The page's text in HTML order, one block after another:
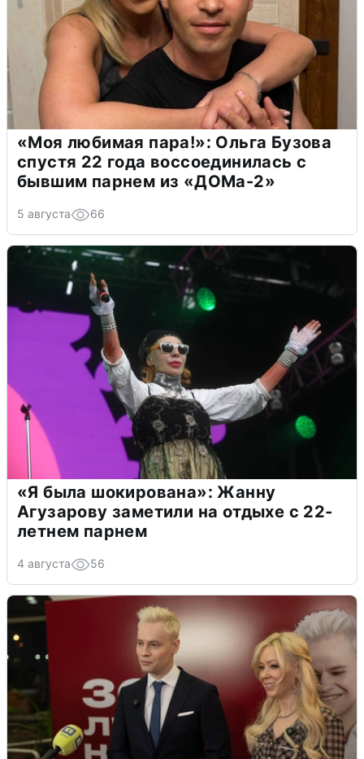
«Моя любимая пара!»: Ольга Бузова
спустя 22 года воссоединилась с
бывшим парнем из «ДОМа-2»
5 августа 66
«Я была шокирована»: Жанну
Агузарову заметили на отдыхе с 22-
летнем парнем
4 августа 56